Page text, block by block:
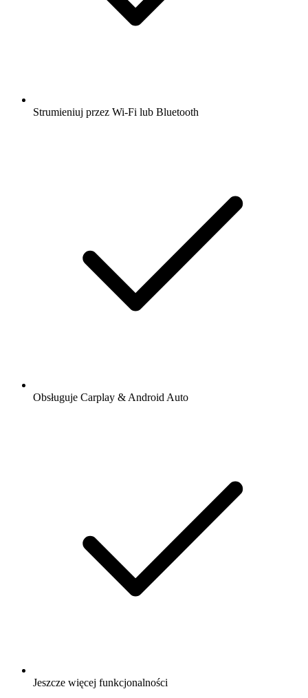
Strumieniuj przez Wi-Fi lub Bluetooth
Obsługuje Carplay & Android Auto
Jeszcze więcej funkcjonalności